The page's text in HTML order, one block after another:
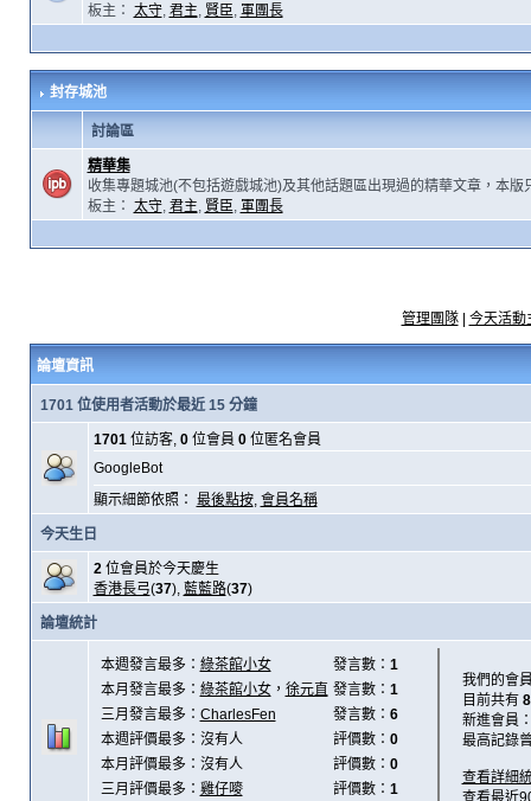
板主： 太守, 君主, 賢臣, 軍團長
封存城池
討論區
精華集
收集專題城池(不包括遊戲城池)及其他話題區出現過的精華文章，本版
板主： 太守, 君主, 賢臣, 軍團長
管理團隊| 今天活動
論壇資訊
1701 位使用者活動於最近 15 分鐘
1701位訪客, 0位會員 0位匿名會員
GoogleBot
顯示細節依照： 最後點按, 會員名稱
今天生日
2位會員於今天慶生
香港長弓(37), 藍藍路(37)
論壇統計
本週發言最多： 綠茶館小女 發言數： 1
本月發言最多： 綠茶館小女， 徐元直 發言數： 1
三月發言最多： CharlesFen 發言數： 6
本週評價最多：沒有人
評價數： 0
本月評價最多：沒有人
評價數： 0
三月評價最多： 雞仔嘜 評價數： 1
我們的會
目前共有
新進會員
最高記錄
查看詳細
查看最近